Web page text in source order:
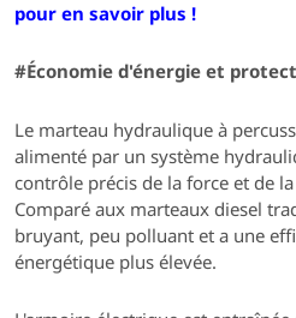
pour en savoir plus !
#Économie d'énergie et
Le marteau hydraulique à
alimenté par un système
contrôle précis de la force et de
Comparé aux marteaux diesel
bruyant, peu polluant et a une
énergétique plus élevée.